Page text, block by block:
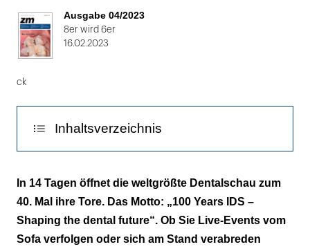
Ausgabe 04/2023
8er wird 6er
16.02.2023
ck
Inhaltsverzeichnis
„Lead and greet"
In 14 Tagen öffnet die weltgrößte Dentalschau zum
40. Mal ihre Tore. Das Motto: „100 Years IDS –
Shaping the dental future“. Ob Sie Live-Events vom
Sofa verfolgen oder sich am Stand verabreden